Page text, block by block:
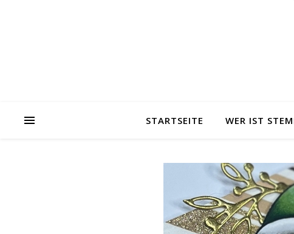
STARTSEITE WER IST